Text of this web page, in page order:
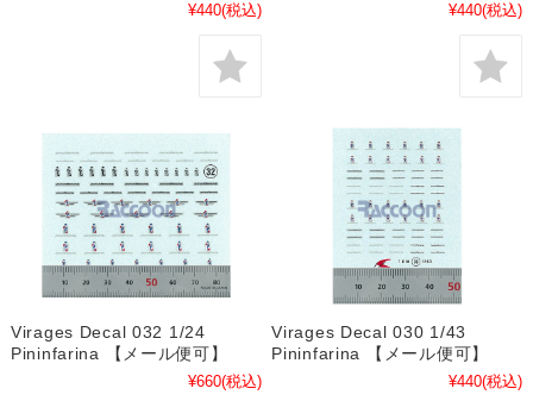
¥440(税込) ¥440(税込)
Virages Decal 032 1/24
Pininfarina 【メール便可】
¥660(税込)
Virages Decal 030 1/43
Pininfarina 【メール便可】
¥440(税込)